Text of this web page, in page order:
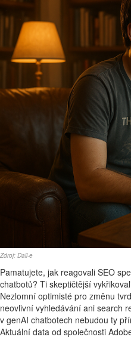
Zdroj: Dall-e
Pamatujete, jak reagovali SEO
chatbotů? Ti skeptičtější
Nezlomní optimisté pro změnu
neovlivní vyhledávání ani search
v genAI chatbotech nebudou ty
Aktuální data od společnosti